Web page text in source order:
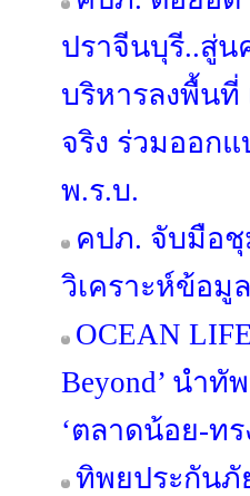
ปราจีนบุรี..สู่น
บริหารลงพื้นที่
จริง ร่วมออก
พ.ร.บ.
คปภ. จับมือชุ
วิเคราะห์ข้อ
OCEAN
Beyond’ นำ
‘ตลาดน้อย-ทร
ทิพยประกันภั